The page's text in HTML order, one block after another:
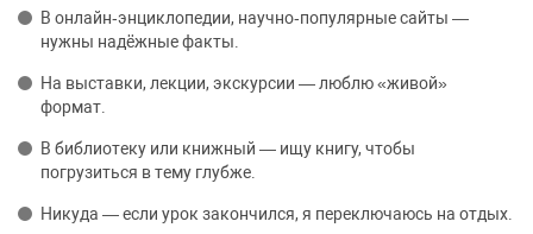
В онлайн‑энциклопедии, научно‑популярные сайты —
нужны надёжные факты.
На выставки, лекции, экскурсии — люблю «живой»
формат.
В библиотеку или книжный — ищу книгу, чтобы
погрузиться в тему глубже.
Никуда — если урок закончился, я переключаюсь на отдых.